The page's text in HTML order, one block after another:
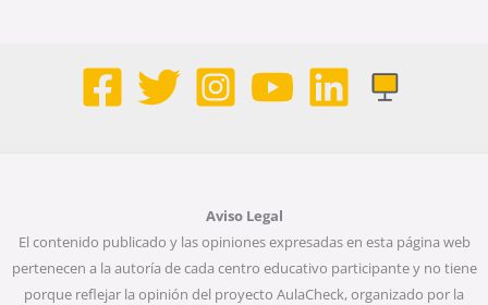
Aviso Legal
El contenido publicado y las opiniones expresadas en esta página web
pertenecen a la autoría de cada centro educativo participante y no tiene
porque reflejar la opinión del proyecto AulaCheck, organizado por la